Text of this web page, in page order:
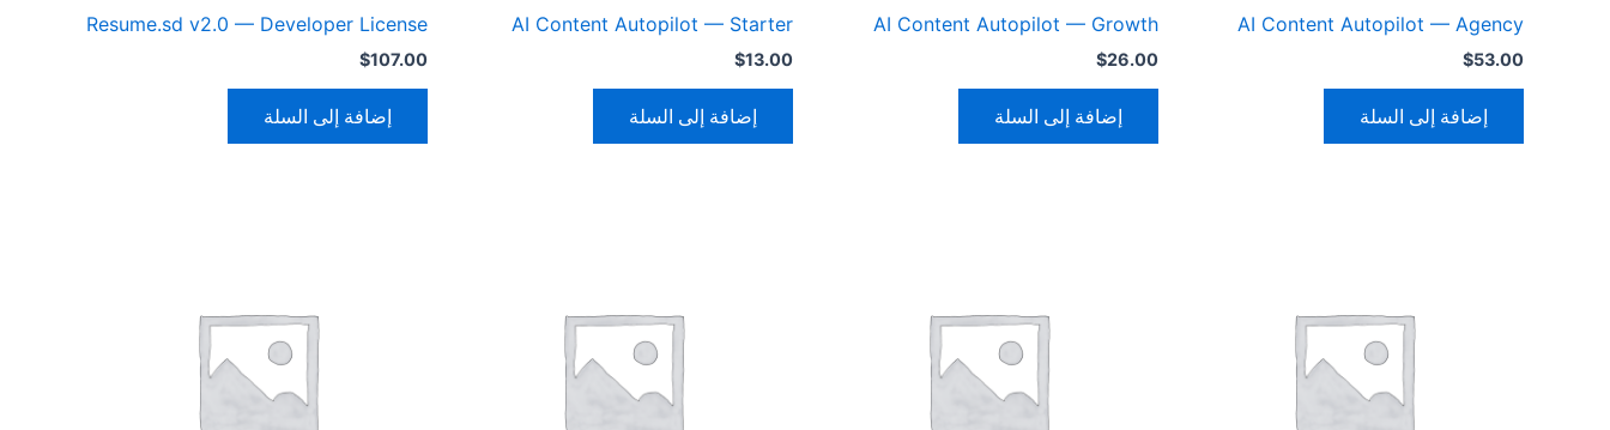
AI Content Autopilot — Agency
$53.00
إضافة إلى السلة
AI Content Autopilot — Growth
$26.00
إضافة إلى السلة
AI Content Autopilot — Starter
$13.00
إضافة إلى السلة
Resume.sd v2.0 — Developer License
$107.00
إضافة إلى السلة